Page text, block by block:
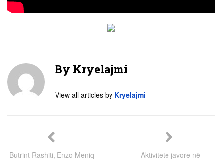
By Kryelajmi
View all articles by Kryelajmi
Butrint Rashiti, Enzo Meniq
Aktivitete javore në